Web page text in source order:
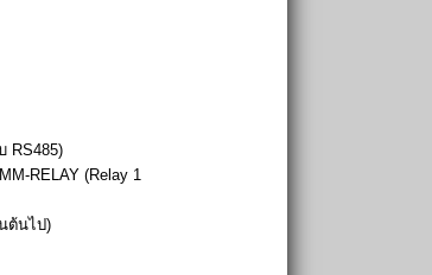
RS485)
RELAY (Relay 1
ต้นไป)